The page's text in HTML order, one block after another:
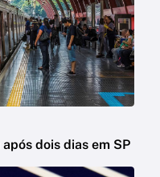
dois dias em SP